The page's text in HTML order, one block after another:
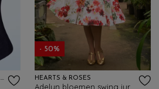
TOPVINTAGE BOUTIQUE COLLECTION
- 50%
HEARTS & ROSES